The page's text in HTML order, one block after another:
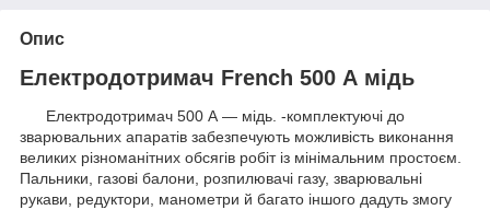
Опис
Електродотримач French 500 А мідь
Електродотримач 500 А — мідь. -комплектуючі до
зварювальних апаратів забезпечують можливість виконання
великих різноманітних обсягів робіт із мінімальним простоєм.
Пальники, газові балони, розпилювачі газу, зварювальні
рукави, редуктори, манометри й багато іншого дадуть змогу